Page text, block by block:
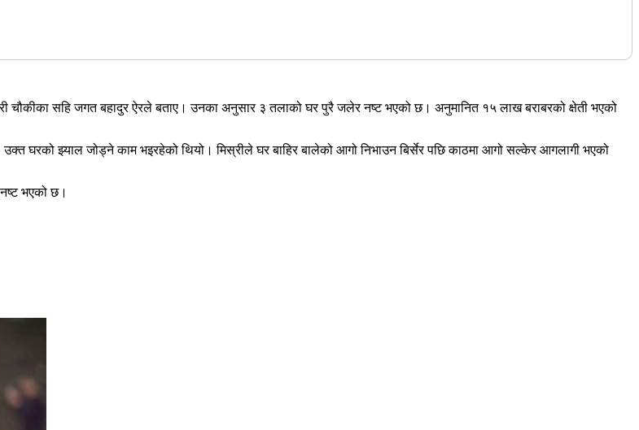
चौकीका सहि जगत बहादुर ऐरले बताए। उनका अनुसार ३ तलाको घर पुरै जलेर नष्ट भएको छ। अनुमानित १५ लाख बराबरको क्षेती भएको
घरको झ्याल जोड्ने काम भइरहेको थियो। मिस्रीले घर बाहिर बालेको आगो निभाउन बिर्सेर पछि काठमा आगो सल्केर आगलागी भएको
भएको छ।